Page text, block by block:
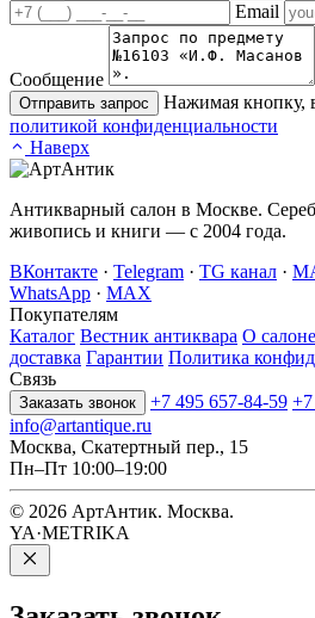
Email
Сообщение
Отправить запрос
Нажимая кнопку,
политикой конфиденциальности
Наверх
Антикварный салон в Москве.
живопись и книги — с 2004 года.
ВКонтакте · Telegram · TG канал ·
WhatsApp · MAX
Покупателям
Каталог Вестник антиквара О салоне
доставка Гарантии Политика
Связь
Заказать звонок +7 495 657-84-59
info@artantique.ru
Москва, Скатертный пер., 15
Пн–Пт 10:00–19:00
© 2026 АртАнтик. Москва.
YA·METRIKA